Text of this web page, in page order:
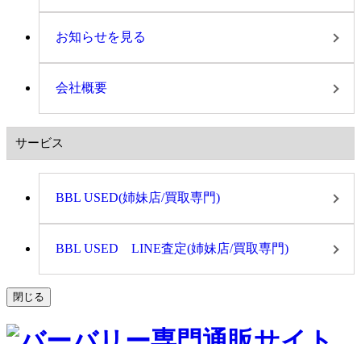
お知らせを見る
会社概要
サービス
BBL USED(姉妹店/買取専門)
BBL USED LINE査定(姉妹店/買取専門)
閉じる